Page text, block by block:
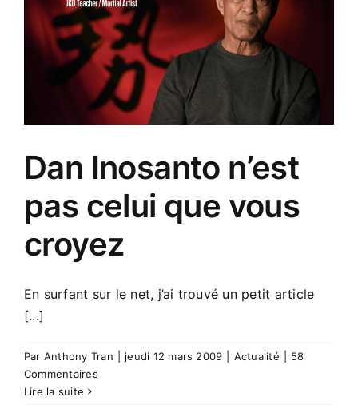
Kong
sera
convertie
Dan Inosanto n’est
pas celui que vous
croyez
En surfant sur le net, j’ai trouvé un petit article
[...]
Par Anthony Tran jeudi 12 mars 2009 Actualité
58
Commentaires
Lire la suite